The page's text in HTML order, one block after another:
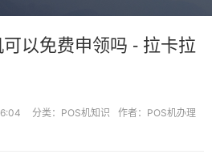
以免费申领吗 - 拉卡拉
分类： POS机知识
作者：POS机办理